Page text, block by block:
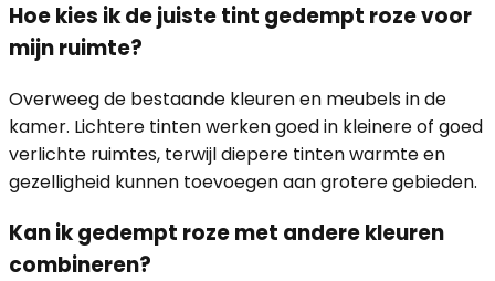
Hoe kies ik de juiste tint gedempt roze voor
mijn ruimte?
Overweeg de bestaande kleuren en meubels in de
kamer. Lichtere tinten werken goed in kleinere of goed
verlichte ruimtes, terwijl diepere tinten warmte en
gezelligheid kunnen toevoegen aan grotere gebieden.
Kan ik gedempt roze met andere kleuren
combineren?